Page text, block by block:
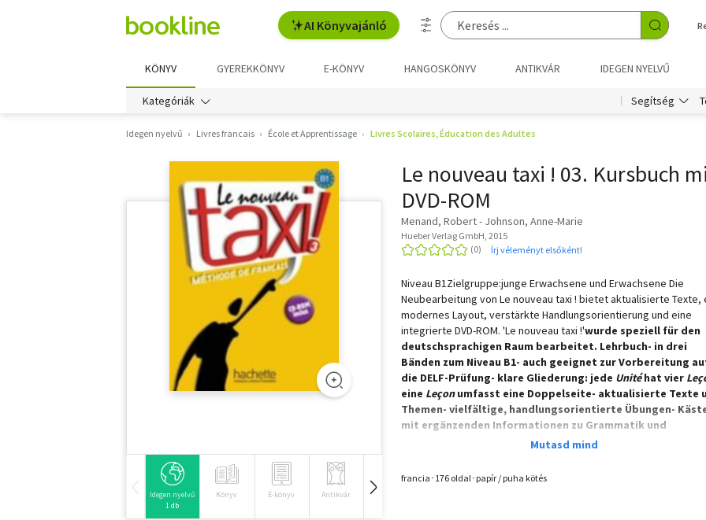
AI Könyvajánló
KÖNYV GYEREKKÖNYV E-KÖNYV HANGOSKÖNYV ANTIKVÁR IDEGEN NYELVŰ
Kategóriák Segítség
Idegen nyelvű Livres francais École et Apprentissage Livres Scolaires, Éducation des Adultes
Idegen nyelvű
1 db
Könyv E-könyv Antikvár Hangoskönyv
Le nouveau taxi ! 03. Kursbuch
DVD-ROM
Menand, Robert - Johnson, Anne-Marie
Hueber Verlag GmbH, 2015
Írj véleményt elsőként!
Niveau B1Zielgruppe:junge Erwachsene und Erwachsene Die
Neubearbeitung von Le nouveau taxi ! bietet aktualisierte Texte,
modernes Layout, verstärkte Handlungsorientierung und eine
integrierte DVD-ROM. 'Le nouveau taxi !'wurde speziell für den
deutschsprachigen Raum bearbeitet. Lehrbuch- in drei
Bänden zum Niveau B1- auch geeignet zur Vorbereitung
die DELF-Prüfung- klare Gliederung: jede Unitéhat vier
eine Leçonumfasst eine Doppelseite- aktualisierte Texte
Themen- vielfältige, handlungsorientierte Übungen-
mit ergänzenden Informationen zu Grammatik und
Redemitteln- Anhang mit Transkriptionen der Hörtexte,
zweisprachiges alphabetisches Wortschatzregister (in
und 2)- integrierte DVD-ROM: interaktive Übungen für PC
francia･176 oldal･papír / puha kötés